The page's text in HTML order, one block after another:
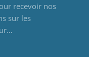
recevoir nos
sur les